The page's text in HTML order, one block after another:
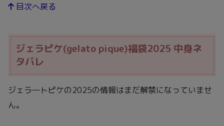
目次へ戻る
ジェラピケ(gelato pique)福袋2025 中身ネ
タバレ
ジェラ―トピケの2025の情報はまだ解禁になっていませ
ん。